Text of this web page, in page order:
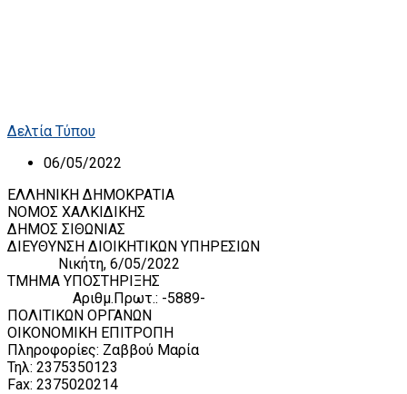
Δελτία Τύπου
06/05/2022
ΕΛΛΗΝΙΚΗ ΔΗΜΟΚΡΑΤΙΑ
ΝΟΜΟΣ ΧΑΛΚΙΔΙΚΗΣ
ΔΗΜΟΣ ΣΙΘΩΝΙΑΣ
ΔΙΕΥΘΥΝΣΗ ΔΙΟΙΚΗΤΙΚΩΝ ΥΠΗΡΕΣΙΩΝ
Νικήτη, 6/05/2022
ΤΜΗΜΑ ΥΠΟΣΤΗΡΙΞΗΣ
Αριθμ.Πρωτ.: -5889-
ΠΟΛΙΤΙΚΩΝ ΟΡΓΑΝΩΝ
ΟΙΚΟΝΟΜΙΚΗ ΕΠΙΤΡΟΠΗ
Πληροφορίες: Ζαββού Μαρία
Τηλ: 2375350123
Fax: 2375020214